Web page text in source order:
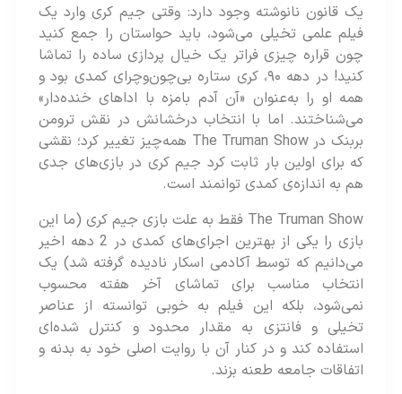
یک قانون نانوشته وجود دارد: وقتی جیم کری وارد یک
فیلم علمی‌ تخیلی می‌شود، باید حواستان را جمع کنید
چون قراره چیزی فراتر یک خیال پردازی ساده را تماشا
کنید! در دهه‌ ۹۰، کری ستاره‌ بی‌چون‌وچرای کمدی بود و
همه او را به‌عنوان «آن آدم بامزه با اداهای خنده‌دار»
می‌شناختند. اما با انتخاب درخشانش در نقش ترومن
بربنک در The Truman Show همه‌چیز تغییر کرد؛ نقشی
که برای اولین‌ بار ثابت کرد جیم کری در بازی‌های جدی
هم به اندازه‌ی کمدی توانمند است.
The Truman Show فقط به علت بازی جیم کری (ما این
بازی را یکی از بهترین اجرای‌های کمدی در 2 دهه اخیر
می‌دانیم که توسط آکادمی اسکار نادیده گرفته شد) یک
انتخاب مناسب برای تماشای آخر هفته محسوب
نمی‌شود، بلکه این فیلم به خوبی توانسته از عناصر
تخیلی و فانتزی به مقدار محدود و کنترل شده‌ای
استفاده کند و در کنار آن با روایت اصلی خود به بدنه و
اتفاقات جامعه طعنه بزند.